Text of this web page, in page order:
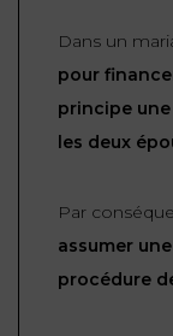
CORPOREL
PERSONNES
PUBLIQUES
AGN
DROIT
DU
Dans un
pour
principe
les deux
Par
assumer
procédure